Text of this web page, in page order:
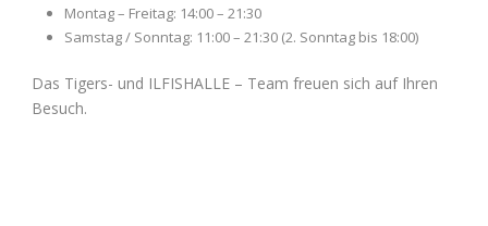
Montag – Freitag: 14:00 – 21:30
Samstag / Sonntag: 11:00 – 21:30 (2. Sonntag bis 18:00)
Das Tigers- und ILFISHALLE – Team freuen sich auf Ihren
Besuch.